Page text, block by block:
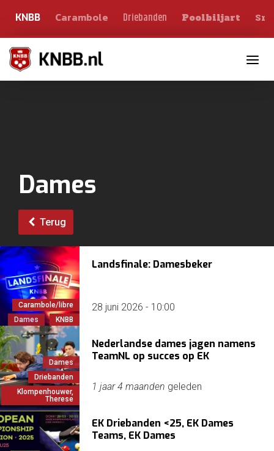
KNBB Carambole Driebanden Poolbiljart
Dames
Terug
Carambole/libre
Dames
KNBB
Landsfinale: Damesbeker
28 juni 2026 - 10:00
Dames
Driebanden
Klompenhouwer,
Therese
Nederlandse dames jagen namens
TeamNL op succes op EK
1 jaar 4 maanden geleden
EK Driebanden <25, EK Dames
Teams, EK Dames